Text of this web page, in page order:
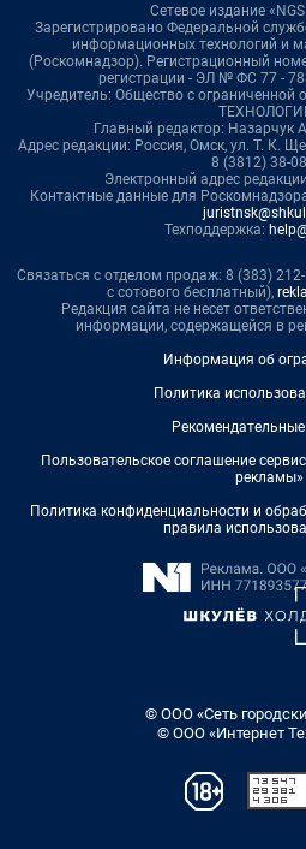
Сетевое издание
Зарегистрировано Федеральной
информационных технологий и
(Роскомнадзор). Регистрационный
регистрации - ЭЛ № ФС 77 -
Учредитель: Общество с
Главный редактор: Назарчук
Адрес редакции: Россия, Омск, ул. Т. К.
8 (3812) 38-
Электронный адрес
Контактные данные для
Техподдержка:
Связаться с отделом продаж: 8 (383)
с сотового бесплатный),
Редакция сайта не несет
информации, содержащейся в
Информация об
Политика
Пользовательское соглашение
рекламы»
Политика конфиденциальности и
правила
© ООО «Сеть
© ООО «Интернет